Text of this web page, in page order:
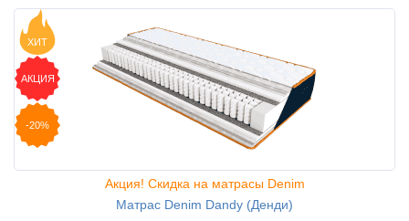
ХИТ
АКЦИЯ
-20%
Акция! Скидка на матрасы Denim
Матрас Denim Dandy (Денди)